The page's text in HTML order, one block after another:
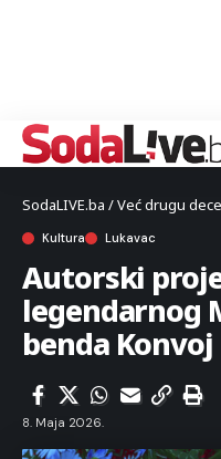
SodaLIVE.ba / Već drugu
Kultura Lukavac
Autorski
legendarnog
benda
8. Maja 2026.